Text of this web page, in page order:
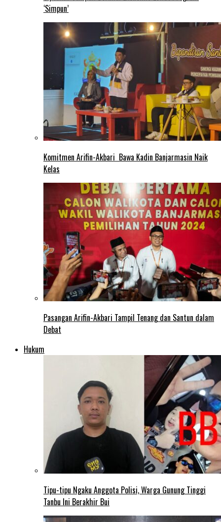
‘Simpun’
Komitmen Arifin-Akbari Bawa Kadin Banjarmasin Naik
Kelas
Pasangan Arifin-Akbari Tampil Tenang dan Santun dalam
Debat
Hukum
Tipu-tipu Ngaku Anggota Polisi, Warga Gunung Tinggi
Tanbu Ini Berakhir Bui